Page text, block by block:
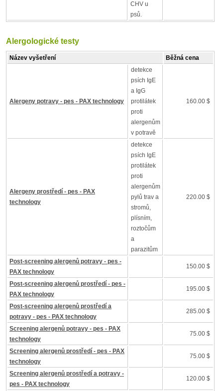
CHV u
psů.
Alergologické testy
Název vyšetření Běžná cena
Alergeny potravy - pes - PAX technology
detekce
psích IgE
a IgG
protilátek
proti
alergenům
v potravě
160.00 $
Alergeny prostředí - pes - PAX
technology
detekce
psích IgE
protilátek
proti
alergenům
pylů trav a
stromů,
plísním,
roztočům
a
parazitům
220.00 $
Post-screening alergenů potravy - pes -
PAX technology
150.00 $
Post-screening alergenů prostředí - pes -
PAX technology
195.00 $
Post-screening alergenů prostředí a
potravy - pes - PAX technology
285.00 $
Screening alergenů potravy - pes - PAX
technology
75.00 $
Screening alergenů prostředí - pes - PAX
technology
75.00 $
Screening alergenů prostředí a potravy -
pes - PAX technology
120.00 $